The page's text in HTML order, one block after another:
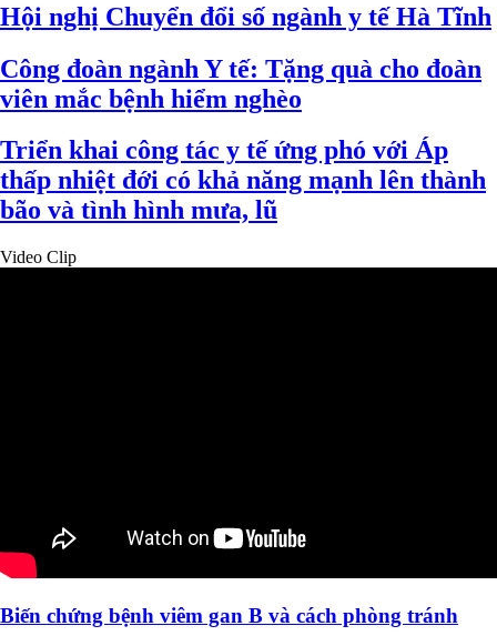
Hội nghị Chuyển đổi số ngành y tế Hà Tĩnh
Công đoàn ngành Y tế: Tặng quà cho đoàn
viên mắc bệnh hiểm nghèo
Triển khai công tác y tế ứng phó với Áp
thấp nhiệt đới có khả năng mạnh lên thành
bão và tình hình mưa, lũ
Video Clip
Biến chứng bệnh viêm gan B và cách phòng tránh